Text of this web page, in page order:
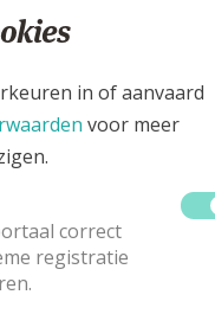
engageren zich
peter en meter)
helemaal
op
voor uw kind
in of aanvaard
voor meer
correct
registratie